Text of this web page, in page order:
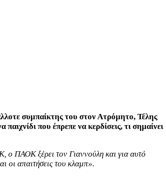
συμπαίκτης του στον Ατρόμητο, Τέλης
που έπρεπε να κερδίσεις, τι σημαίνει
ο ΠΑΟΚ ξέρει τον Γιαννούλη και για αυτό
οι απαιτήσεις του κλαμπ».